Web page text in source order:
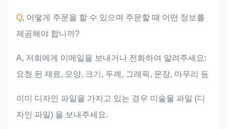
Q, 어떻게 주문을 할 수 있으며 주문할 때 어떤 정보를
제공해야 합니까?
A, 저희에게 이메일을 보내거나 전화하여 알려주세요:
요청 된 재료, 모양, 크기, 두께, 그래픽, 문장, 마무리 등
이미 디자인 파일을 가지고 있는 경우 미술물 파일 (디
자인 파일) 을 보내주세요.